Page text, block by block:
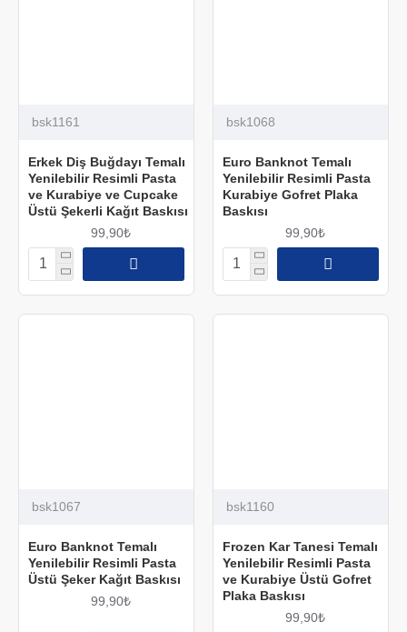
bsk1161
Erkek Diş Buğdayı Temalı
Yenilebilir Resimli Pasta
ve Kurabiye ve Cupcake
Üstü Şekerli Kağıt Baskısı
99,90₺
bsk1068
Euro Banknot Temalı
Yenilebilir Resimli Pasta
Kurabiye Gofret Plaka
Baskısı
99,90₺
bsk1067
Euro Banknot Temalı
Yenilebilir Resimli Pasta
Üstü Şeker Kağıt Baskısı
99,90₺
bsk1160
Frozen Kar Tanesi Temalı
Yenilebilir Resimli Pasta
ve Kurabiye Üstü Gofret
Plaka Baskısı
99,90₺